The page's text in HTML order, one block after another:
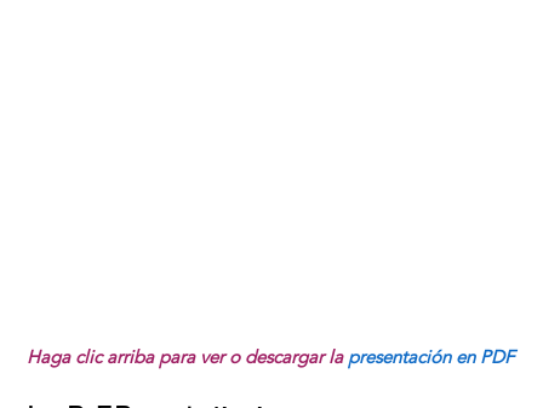
Haga clic arriba para ver o descargar la presentación en PDF